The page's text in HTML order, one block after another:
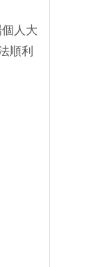
人大
順利